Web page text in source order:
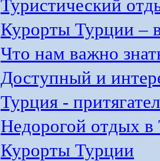
Туристический
Курорты Турции –
Что нам важно
Доступный и
Турция -
Недорогой отдых в
Курорты Турции